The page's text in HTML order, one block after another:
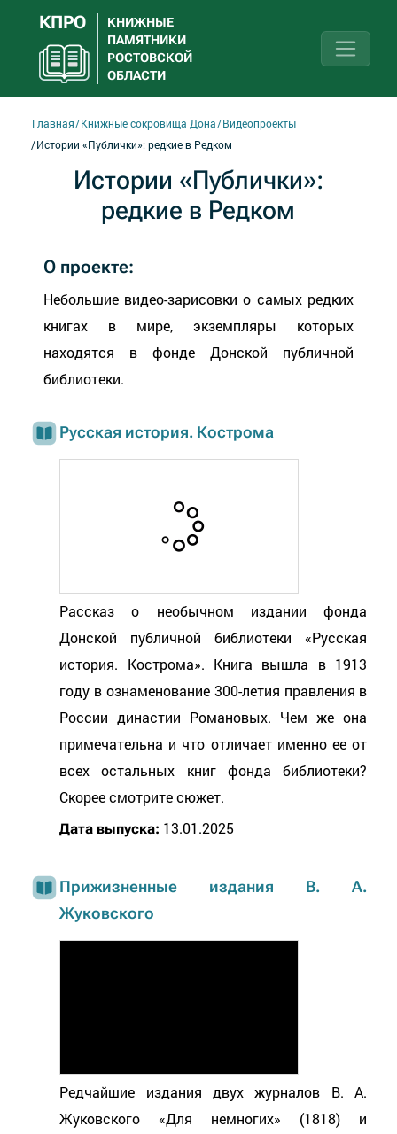
КПРО
КНИЖНЫЕ
ПАМЯТНИКИ
РОСТОВСКОЙ
ОБЛАСТИ
Главная Книжные сокровища Дона Видеопроекты
Истории «Публички»: редкие в Редком
Истории «Публички»:
редкие в Редком
О проекте:
Небольшие видео-зарисовки о самых редких
книгах в мире, экземпляры которых
находятся в фонде Донской публичной
библиотеки.
Русская история. Кострома
Рассказ о необычном издании фонда
Донской публичной библиотеки «Русская
история. Кострома». Книга вышла в 1913
году в ознаменование 300-летия правления в
России династии Романовых. Чем же она
примечательна и что отличает именно ее от
всех остальных книг фонда библиотеки?
Скорее смотрите сюжет.
Дата выпуска: 13.01.2025
Прижизненные издания В. А.
Жуковского
Редчайшие издания двух журналов В. А.
Жуковского «Для немногих» (1818) и